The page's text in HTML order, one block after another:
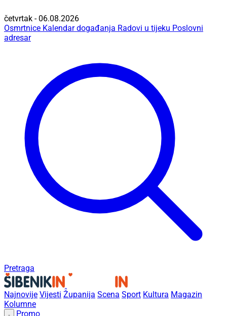
četvrtak - 06.08.2026
Osmrtnice Kalendar događanja Radovi u tijeku Poslovni
adresar
Pretraga
Najnovije Vijesti Županija Scena Sport Kultura Magazin
Kolumne
Promo